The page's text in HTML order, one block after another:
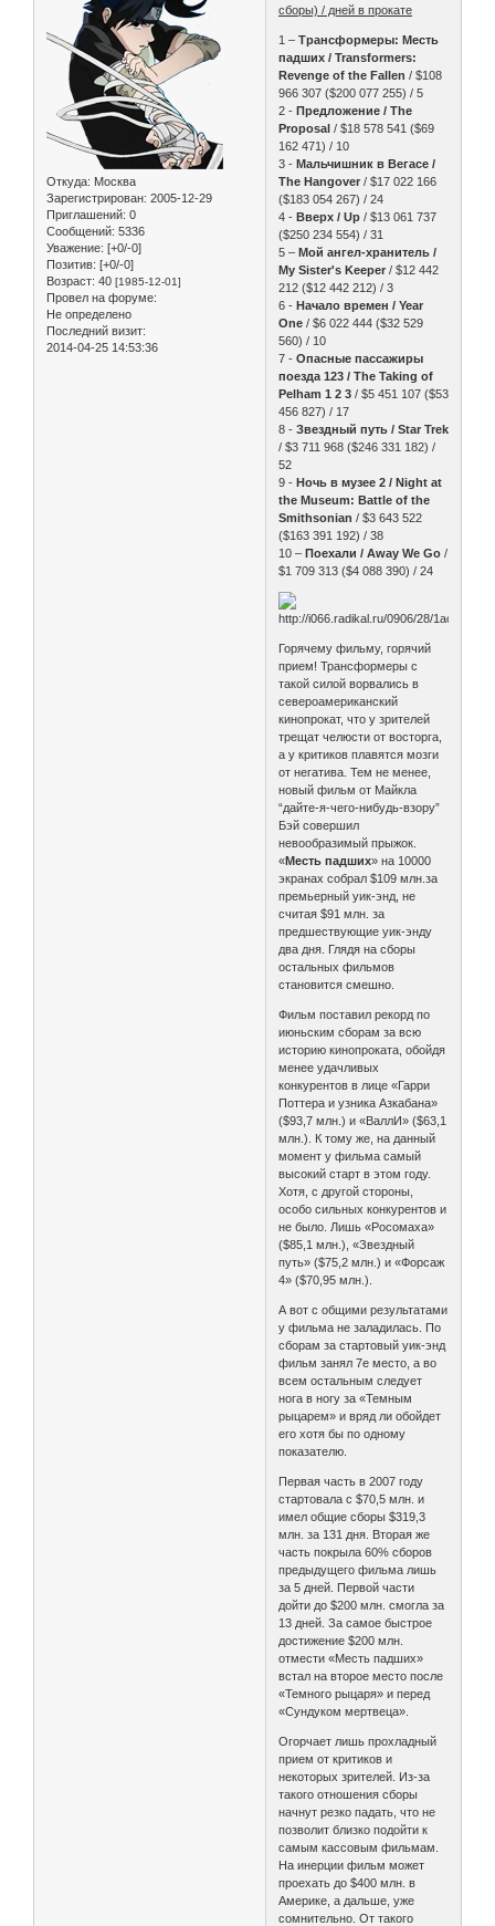
Откуда: Москва
Зарегистрирован: 2005-12-29
Приглашений: 0
Сообщений: 5336
Уважение: [+0/-0]
Позитив: [+0/-0]
Возраст: 40 [1985-12-01]
Провел на форуме:
Не определено
Последний визит:
2014-04-25 14:53:36
сборы) / дней в прокате
1 –Трансформеры: Месть
падших / Transformers:
Revenge of the Fallen / $108
966 307 ($200 077 255) / 5
2 -Предложение / The
Proposal / $18 578 541 ($69
162 471) / 10
3 -Мальчишник в Вегасе /
The Hangover / $17 022 166
($183 054 267) / 24
4 -Вверх / Up / $13 061 737
($250 234 554) / 31
5 –Мой ангел-хранитель /
My Sister's Keeper / $12 442
212 ($12 442 212) / 3
6 -Начало времен / Year
One / $6 022 444 ($32 529
560) / 10
7 -Опасные пассажиры
поезда 123 / The Taking of
Pelham 1 2 3 / $5 451 107 ($53
456 827) / 17
8 -Звездный путь / Star Trek
/ $3 711 968 ($246 331 182) /
52
9 -Ночь в музее 2 / Night at
the Museum: Battle of the
Smithsonian / $3 643 522
($163 391 192) / 38
10 –Поехали / Away We Go/
$1 709 313 ($4 088 390) / 24
Горячему фильму, горячий
прием! Трансформеры с
такой силой ворвались в
североамериканский
кинопрокат, что у зрителей
трещат челюсти от восторга,
а у критиков плавятся мозги
от негатива. Тем не менее,
новый фильм от Майкла
“дайте-я-чего-нибудь-взору”
Бэй совершил
невообразимый прыжок.
«Месть падших» на 10000
экранах собрал $109 млн.за
премьерный уик-энд, не
считая $91 млн. за
предшествующие уик-энду
два дня. Глядя на сборы
остальных фильмов
становится смешно.
Фильм поставил рекорд по
июньским сборам за всю
историю кинопроката, обойдя
менее удачливых
конкурентов в лице «Гарри
Поттера и узника Азкабана»
($93,7 млн.) и «ВаллИ» ($63,1
млн.). К тому же, на данный
момент у фильма самый
высокий старт в этом году.
Хотя, с другой стороны,
особо сильных конкурентов и
не было. Лишь «Росомаха»
($85,1 млн.), «Звездный
путь» ($75,2 млн.) и «Форсаж
4» ($70,95 млн.).
А вот с общими результатами
у фильма не заладилась. По
сборам за стартовый уик-энд
фильм занял 7е место, а во
всем остальным следует
нога в ногу за «Темным
рыцарем» и вряд ли обойдет
его хотя бы по одному
показателю.
Первая часть в 2007 году
стартовала с $70,5 млн. и
имел общие сборы $319,3
млн. за 131 дня. Вторая же
часть покрыла 60% сборов
предыдущего фильма лишь
за 5 дней. Первой части
дойти до $200 млн. смогла за
13 дней. За самое быстрое
достижение $200 млн.
отмести «Месть падших»
встал на второе место после
«Темного рыцаря» и перед
«Сундуком мертвеца».
Огорчает лишь прохладный
прием от критиков и
некоторых зрителей. Из-за
такого отношения сборы
начнут резко падать, что не
позволит близко подойти к
самым кассовым фильмам.
На инерции фильм может
проехать до $400 млн. в
Америке, а дальше, уже
сомнительно. От такого